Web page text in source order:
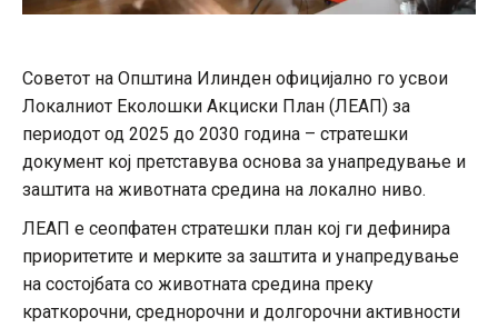
Советот на Општина Илинден официјално го усвои
Локалниот Еколошки Акциски План (ЛЕАП) за
периодот од 2025 до 2030 година – стратешки
документ кој претставува основа за унапредување и
заштита на животната средина на локално ниво.
ЛЕАП е сеопфатен стратешки план кој ги дефинира
приоритетите и мерките за заштита и унапредување
на состојбата со животната средина преку
краткорочни, среднорочни и долгорочни активности